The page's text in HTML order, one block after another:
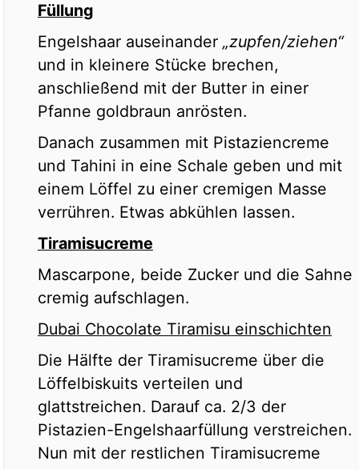
Füllung
Engelshaar auseinander „zupfen/ziehen“
und in kleinere Stücke brechen,
anschließend mit der Butter in einer
Pfanne goldbraun anrösten.
Danach zusammen mit Pistaziencreme
und Tahini in eine Schale geben und mit
einem Löffel zu einer cremigen Masse
verrühren. Etwas abkühlen lassen.
Tiramisucreme
Mascarpone, beide Zucker und die Sahne
cremig aufschlagen.
Dubai Chocolate Tiramisu einschichten
Die Hälfte der Tiramisucreme über die
Löffelbiskuits verteilen und
glattstreichen. Darauf ca. 2/3 der
Pistazien-Engelshaarfüllung verstreichen.
Nun mit der restlichen Tiramisucreme